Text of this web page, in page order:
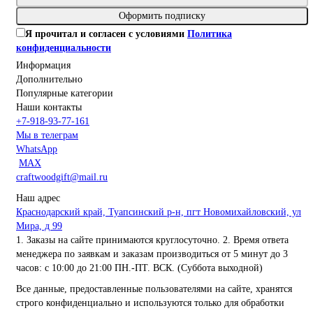
Оформить подписку
Я прочитал и согласен с условиями Политика
конфиденциальности
Информация
Дополнительно
Популярные категории
Наши контакты
+7-918-93-77-161
Мы в телеграм
WhatsApp
MAX
craftwoodgift@mail.ru
Наш адрес
Краснодарский край, Туапсинский р-н, пгт Новомихайловский, ул
Мира, д 99
1. Заказы на сайте принимаются круглосуточно. 2. Время ответа
менеджера по заявкам и заказам производиться от 5 минут до 3
часов: с 10:00 до 21:00 ПН.-ПТ. ВСК. (Суббота выходной)
Все данные, предоставленные пользователями на сайте, хранятся
строго конфиденциально и используются только для обработки